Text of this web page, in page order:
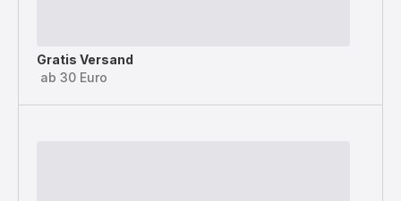
Gratis Versand
ab 30 Euro